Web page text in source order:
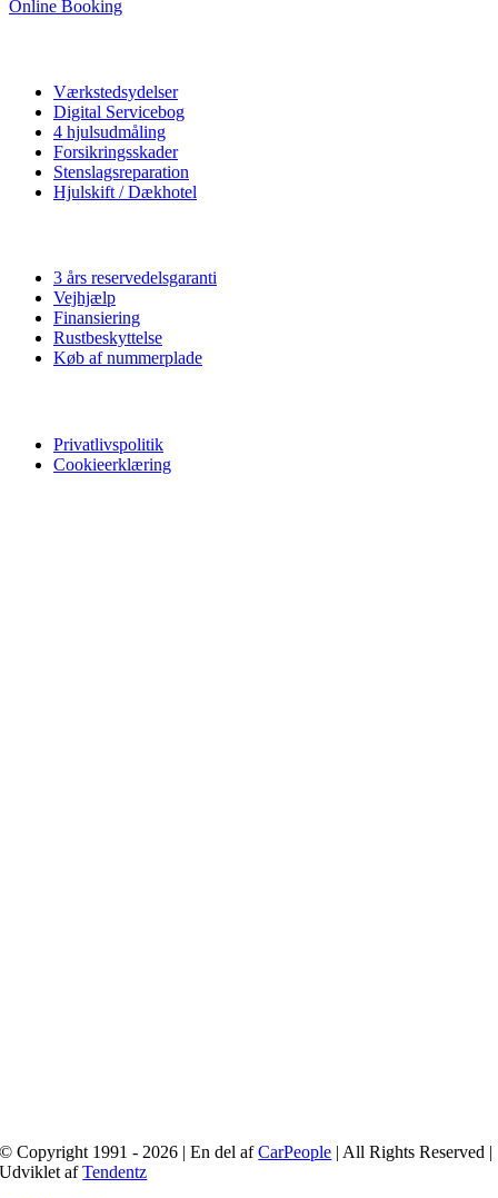
Online Booking
Værkstedsydelser
Digital Servicebog
4 hjulsudmåling
Forsikringsskader
Stenslagsreparation
Hjulskift / Dækhotel
3 års reservedelsgaranti
Vejhjælp
Finansiering
Rustbeskyttelse
Køb af nummerplade
Privatlivspolitik
Cookieerklæring
© Copyright 1991 - 2026 | En del afCarPeople | All Rights Reserved |
Udviklet afTendentz